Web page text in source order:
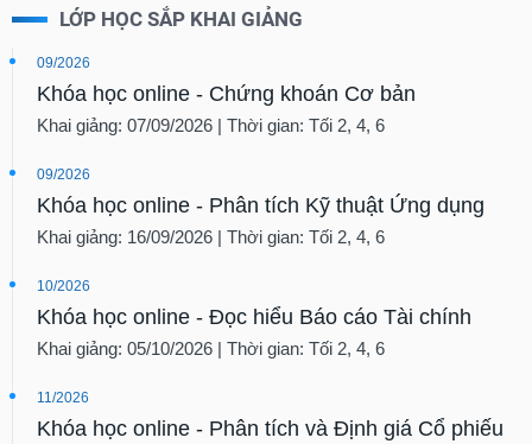
LỚP HỌC SẮP KHAI GIẢNG
09/2026
Khóa học online - Chứng khoán Cơ bản
Khai giảng: 07/09/2026 | Thời gian: Tối 2, 4, 6
09/2026
Khóa học online - Phân tích Kỹ thuật Ứng dụng
Khai giảng: 16/09/2026 | Thời gian: Tối 2, 4, 6
10/2026
Khóa học online - Đọc hiểu Báo cáo Tài chính
Khai giảng: 05/10/2026 | Thời gian: Tối 2, 4, 6
11/2026
Khóa học online - Phân tích và Định giá Cổ phiếu